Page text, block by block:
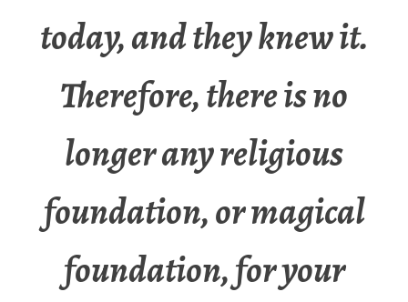
today, and they knew it.
Therefore, there is no
longer any religious
foundation, or magical
foundation, for your